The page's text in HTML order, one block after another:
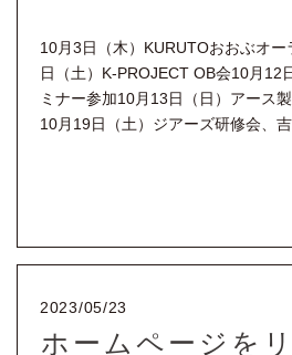
10月3日（木）KURUTOおおぶオ
日（土）K-PROJECT OB会10月12
ミナー参加10月13日（日）アース
10月19日（土）ジアーズ研修会、
2023/05/23
ホームページを